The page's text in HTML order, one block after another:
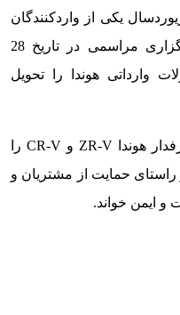
یکی از واردکنندگان
محصولات هوندا در کشور طی برگزاری مراسمی در تاریخ 28
محصولات وارداتی هوندا را تحویل
در این مراسم دو کراس اوور پرطرفدار هوندا ZR-V و CR-V را
راستای حمایت از مشتریان و
و ایمن خواند.